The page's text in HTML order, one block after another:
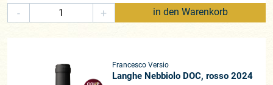
- + in den Warenkorb
Francesco Versio
Langhe Nebbiolo DOC, rosso 2024